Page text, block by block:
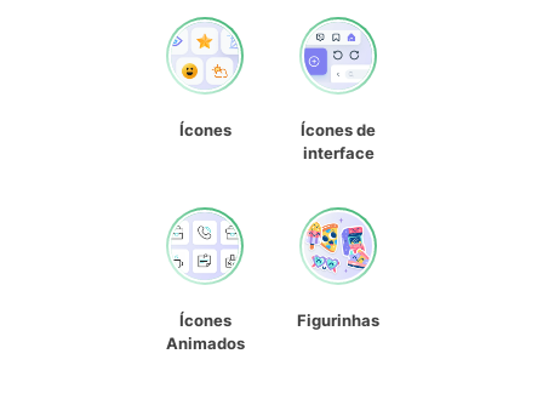
Ícones
Ícones de
interface
Ícones
Animados
Figurinhas